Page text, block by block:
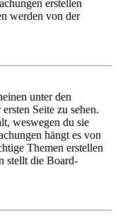
erstellen
werden von der
unter den
Seite zu sehen.
weswegen du sie
hängt es von
Themen erstellen
stellt die Board-